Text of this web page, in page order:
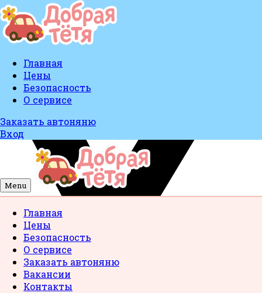
Главная
Цены
Безопасность
О сервисе
Заказать автоняню
Вход
Menu
Главная
Цены
Безопасность
О сервисе
Заказать автоняню
Вакансии
Контакты